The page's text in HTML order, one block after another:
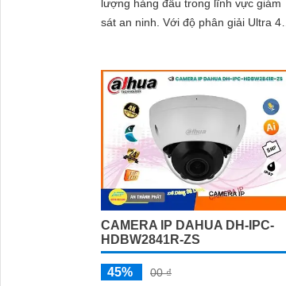
lượng hàng đầu trong lĩnh vực giám
sát an ninh. Với độ phân giải Ultra 4k
CAMERA IP DAHUA DH-IPC-
HDBW2841R-ZS
45%
00 ₫